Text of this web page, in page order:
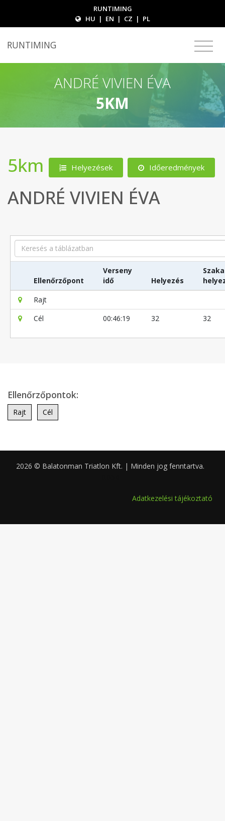
RUNTIMING
HU | EN | CZ | PL
RUNTIMING
ANDRÉ VIVIEN ÉVA
5KM
Helyezések Időeredmények
5km
ANDRÉ VIVIEN ÉVA
Search
Ellenőrzőpont
Verseny
idő
Helyezés
Rajt
Cél
00:46:19 32 32
Ellenőrzőpontok:
Rajt Cél
2026 © Balatonman Triatlon Kft. | Minden jog fenntartva.
Adatkezelési tájékoztató